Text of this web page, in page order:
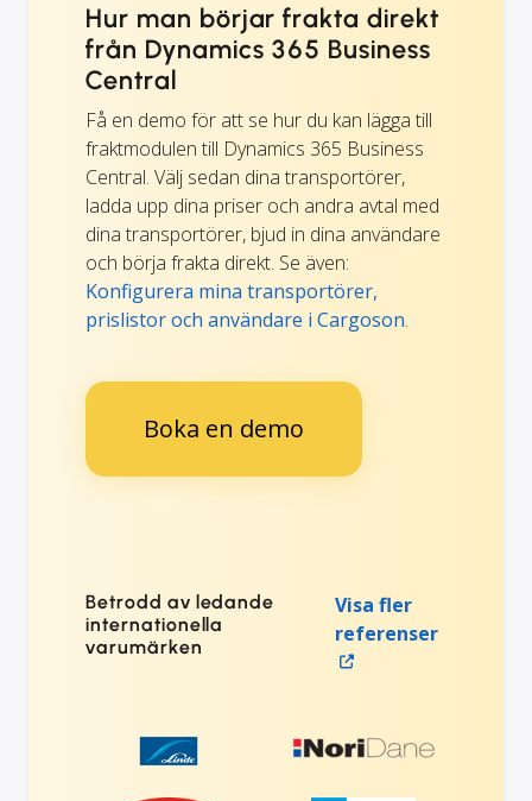
Hur man börjar frakta direkt
från Dynamics 365 Business
Central
Få en demo för att se hur du kan lägga till
fraktmodulen till Dynamics 365 Business
Central. Välj sedan dina transportörer,
ladda upp dina priser och andra avtal med
dina transportörer, bjud in dina användare
och börja frakta direkt. Se även:
Konfigurera mina transportörer,
prislistor och användare i Cargoson.
Boka en demo
Betrodd av ledande
internationella
varumärken
Visa fler
referenser